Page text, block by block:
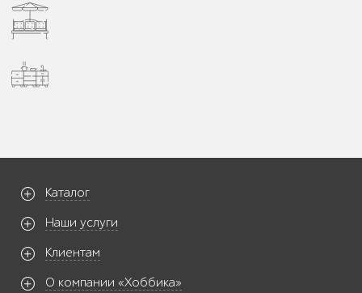
Каталог
Наши услуги
Клиентам
О компании «Хоббика»